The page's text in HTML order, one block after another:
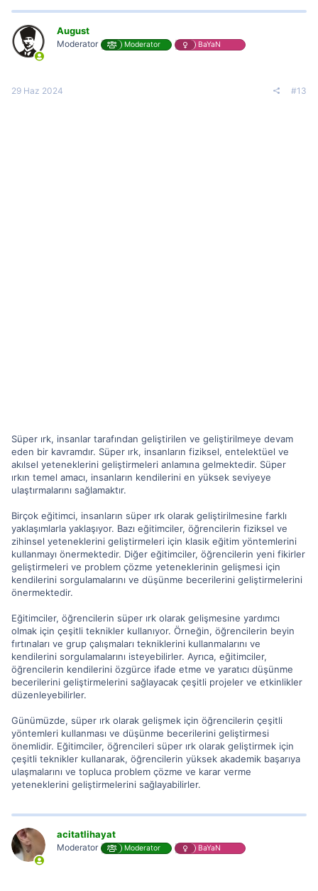
August
Moderator Moderator BaYaN
29 Haz 2024 #13
Süper ırk, insanlar tarafından geliştirilen ve geliştirilmeye devam
eden bir kavramdır. Süper ırk, insanların fiziksel, entelektüel ve
akılsel yeteneklerini geliştirmeleri anlamına gelmektedir. Süper
ırkın temel amacı, insanların kendilerini en yüksek seviyeye
ulaştırmalarını sağlamaktır.
Birçok eğitimci, insanların süper ırk olarak geliştirilmesine farklı
yaklaşımlarla yaklaşıyor. Bazı eğitimciler, öğrencilerin fiziksel ve
zihinsel yeteneklerini geliştirmeleri için klasik eğitim yöntemlerini
kullanmayı önermektedir. Diğer eğitimciler, öğrencilerin yeni fikirler
geliştirmeleri ve problem çözme yeteneklerinin gelişmesi için
kendilerini sorgulamalarını ve düşünme becerilerini geliştirmelerini
önermektedir.
Eğitimciler, öğrencilerin süper ırk olarak gelişmesine yardımcı
olmak için çeşitli teknikler kullanıyor. Örneğin, öğrencilerin beyin
fırtınaları ve grup çalışmaları tekniklerini kullanmalarını ve
kendilerini sorgulamalarını isteyebilirler. Ayrıca, eğitimciler,
öğrencilerin kendilerini özgürce ifade etme ve yaratıcı düşünme
becerilerini geliştirmelerini sağlayacak çeşitli projeler ve etkinlikler
düzenleyebilirler.
Günümüzde, süper ırk olarak gelişmek için öğrencilerin çeşitli
yöntemleri kullanması ve düşünme becerilerini geliştirmesi
önemlidir. Eğitimciler, öğrencileri süper ırk olarak geliştirmek için
çeşitli teknikler kullanarak, öğrencilerin yüksek akademik başarıya
ulaşmalarını ve topluca problem çözme ve karar verme
yeteneklerini geliştirmelerini sağlayabilirler.
acitatlihayat
Moderator Moderator BaYaN